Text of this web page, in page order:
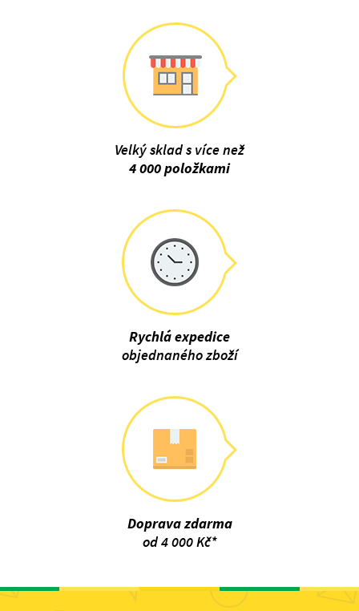
Velký sklad s více než
4 000 položkami
Rychlá expedice
objednaného zboží
Doprava zdarma
od 4 000 Kč*